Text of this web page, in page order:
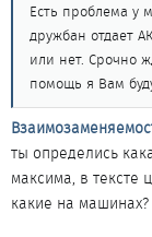
Есть проблема у
дружбан отдает
или нет. Срочно
помощь я Вам
ты определись
максима, в тексте
какие на машинах?